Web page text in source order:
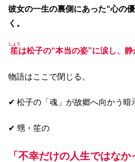
彼女の一生の裏側にあった“心の
く。
笙
しょう
は松子の“本当の姿”に涙し、静
物語はここで閉じる。
✔ 松子の「魂」が故郷へ向かう暗
✔ 甥・笙の
「不幸だけの人生ではな